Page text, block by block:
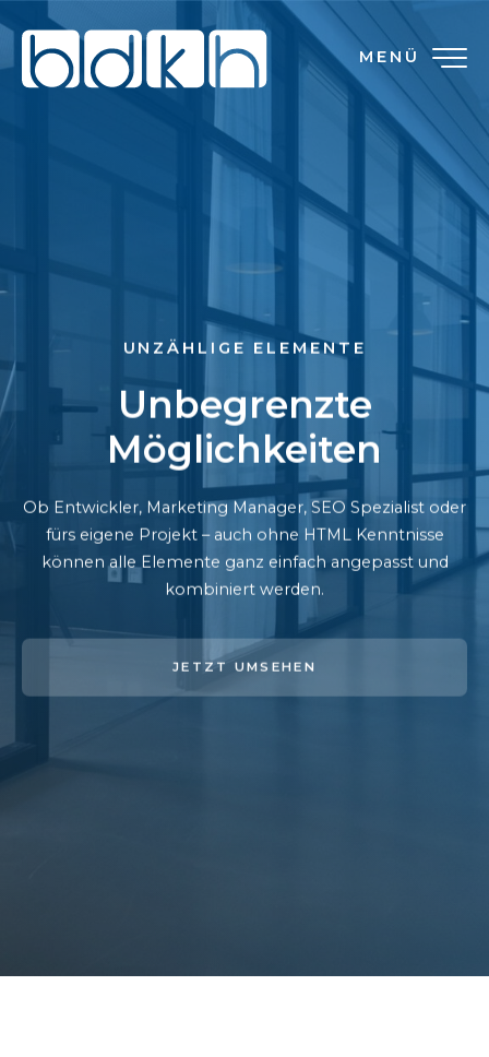
MENÜ
UNZÄHLIGE ELEMENTE
Unbegrenzte
Möglichkeiten
Ob Entwickler, Marketing Manager, SEO Spezialist oder
fürs eigene Projekt – auch ohne HTML Kenntnisse
können alle Elemente ganz einfach angepasst und
kombiniert werden.
JETZT UMSEHEN